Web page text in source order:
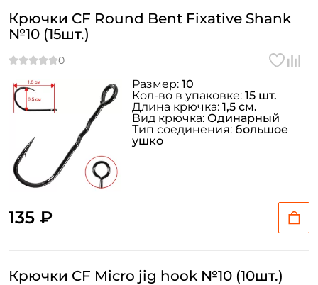
Крючки CF Round Bent Fixative Shank
№10 (15шт.)
135 ₽
Размер: 10
Кол-во в упаковке: 15 шт.
Длина крючка: 1,5 см.
Вид крючка: Одинарный
Тип соединения: большое
ушко
Крючки CF Micro jig hook №10 (10шт.)
ФИО: *
Email: *
Номер телефона: *
Придумайте пароль: *
Повторите пароль: *
Заполняя данную форму вы соглашаетесь на обработку
Создать аккаунт